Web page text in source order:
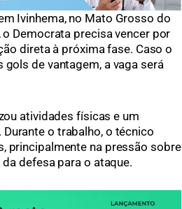
Ivinhema, no Mato Grosso do
Democrata precisa vencer por
direta à próxima fase. Caso o
de vantagem, a vaga será
atividades físicas e um
o trabalho, o técnico
principalmente na pressão sobre
defesa para o ataque.